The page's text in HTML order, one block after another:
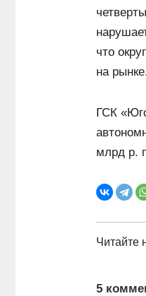
что
на
ГСК
млрд р.
Читайте
5